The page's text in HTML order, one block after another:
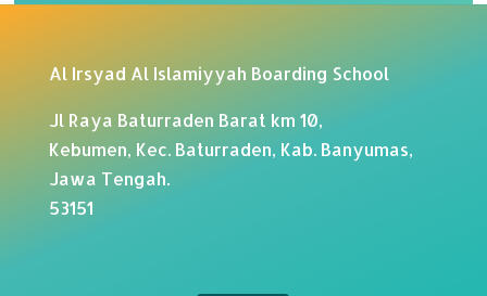
Al Irsyad Al Islamiyyah Boarding School
Jl Raya Baturraden Barat km 10,
Kebumen, Kec. Baturraden, Kab. Banyumas,
Jawa Tengah.
53151